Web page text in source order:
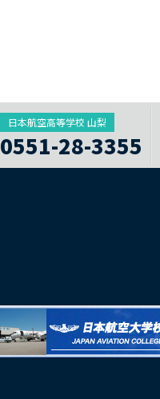
日本航空高等学校 山梨
0551-28-3355